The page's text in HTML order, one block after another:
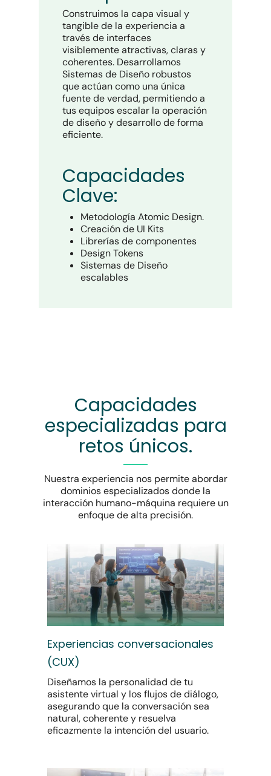
Construimos la capa visual y
tangible de la experiencia a
través de interfaces
visiblemente atractivas, claras y
coherentes. Desarrollamos
Sistemas de Diseño robustos
que actúan como una única
fuente de verdad, permitiendo a
tus equipos escalar la operación
de diseño y desarrollo de forma
eficiente.
Capacidades
Clave:
Metodología Atomic Design.
Creación de UI Kits
Librerías de componentes
Design Tokens
Sistemas de Diseño
escalables
Capacidades
especializadas para
retos únicos.
Nuestra experiencia nos permite abordar
dominios especializados donde la
interacción humano-máquina requiere un
enfoque de alta precisión.
Experiencias conversacionales
(CUX)
Diseñamos la personalidad de tu
asistente virtual y los flujos de diálogo,
asegurando que la conversación sea
natural, coherente y resuelva
eficazmente la intención del usuario.